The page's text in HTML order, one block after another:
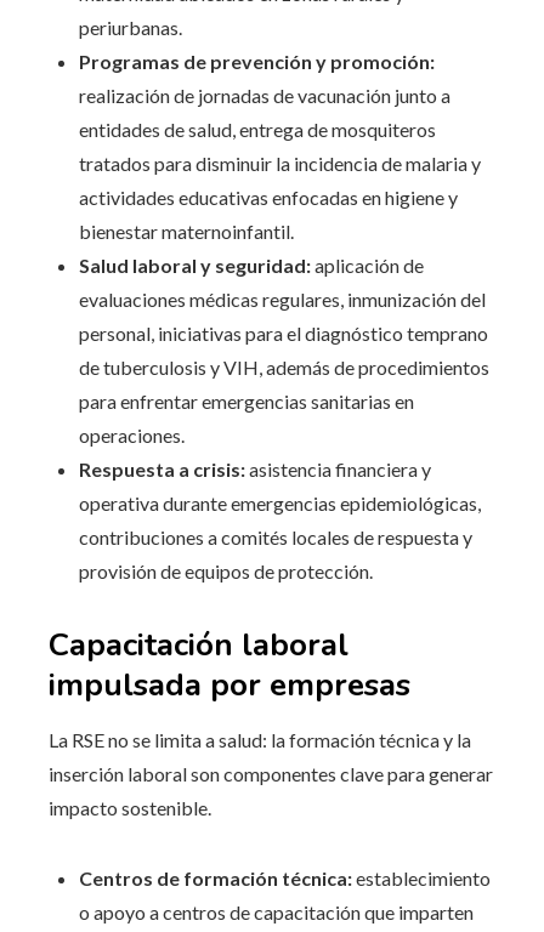
periurbanas.
Programas de prevención y promoción:
realización de jornadas de vacunación junto a
entidades de salud, entrega de mosquiteros
tratados para disminuir la incidencia de malaria y
actividades educativas enfocadas en higiene y
bienestar maternoinfantil.
Salud laboral y seguridad:aplicación de
evaluaciones médicas regulares, inmunización del
personal, iniciativas para el diagnóstico temprano
de tuberculosis y VIH, además de procedimientos
para enfrentar emergencias sanitarias en
operaciones.
Respuesta a crisis:asistencia financiera y
operativa durante emergencias epidemiológicas,
contribuciones a comités locales de respuesta y
provisión de equipos de protección.
Capacitación laboral
impulsada por empresas
La RSE no se limita a salud: la formación técnica y la
inserción laboral son componentes clave para generar
impacto sostenible.
Centros de formación técnica:establecimiento
o apoyo a centros de capacitación que imparten